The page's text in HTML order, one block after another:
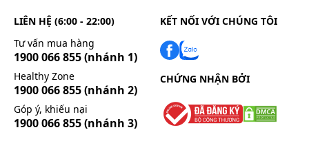
LIÊN HỆ (6:00 - 22:00)
Tư vấn mua hàng
1900 066 855(nhánh 1)
Healthy Zone
1900 066 855(nhánh 2)
Góp ý, khiếu nại
1900 066 855(nhánh 3)
KẾT NỐI VỚI CHÚNG TÔI
CHỨNG NHẬN BỞI